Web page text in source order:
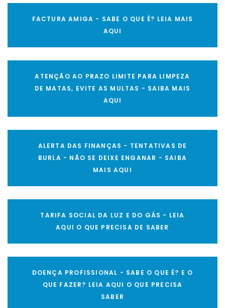
FACTURA AMIGA - SABE O QUE É? LEIA MAIS
AQUI
ATENÇÃO AO PRAZO LIMITE PARA LIMPEZA
DE MATAS, EVITE AS MULTAS - SAIBA MAIS
AQUI
ALERTA DAS FINANÇAS - TENTATIVAS DE
BURLA - NÃO SE DEIXE ENGANAR - SAIBA
MAIS AQUI
TARIFA SOCIAL DA LUZ E DO GÁS - LEIA
AQUI O QUE PRECISA DE SABER
DOENÇA PROFISSIONAL - SABE O QUE É? E O
QUE FAZER? LEIA AQUI O QUE PRECISA
SABER